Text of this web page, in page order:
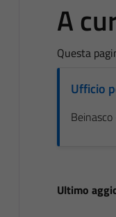
A
Questa
Ufficio
Beinasco
Ultimo